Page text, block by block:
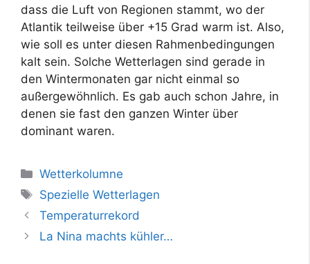
dass die Luft von Regionen stammt, wo der
Atlantik teilweise über +15 Grad warm ist. Also,
wie soll es unter diesen Rahmenbedingungen
kalt sein. Solche Wetterlagen sind gerade in
den Wintermonaten gar nicht einmal so
außergewöhnlich. Es gab auch schon Jahre, in
denen sie fast den ganzen Winter über
dominant waren.
Kategorien
Wetterkolumne
Schlagwörter
Spezielle Wetterlagen
Temperaturrekord
La Nina machts kühler…